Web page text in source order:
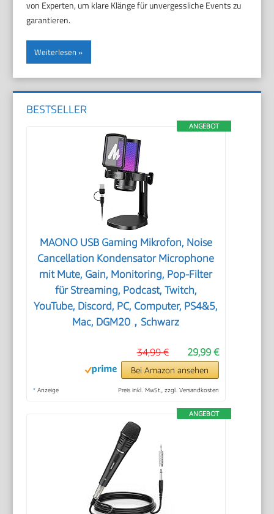
von Experten, um klare Klänge für unvergessliche Events zu
garantieren.
Weiterlesen
BESTSELLER
ANGEBOT
MAONO USB Gaming Mikrofon, Noise
Cancellation Kondensator Microphone
mit Mute, Gain, Monitoring, Pop-Filter
für Streaming, Podcast, Twitch,
YouTube, Discord, PC, Computer, PS4&5,
Mac, DGM20，Schwarz
29,99 €
34,99 €
Bei Amazon ansehen
* Anzeige Preis inkl. MwSt., zzgl. Versandkosten
ANGEBOT